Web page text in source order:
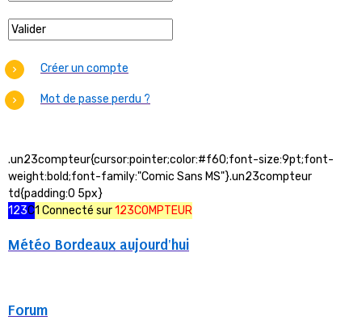
Créer un compte
Mot de passe perdu ?
.un23compteur{cursor:pointer;color:#f60;font-size:9pt;font-
weight:bold;font-family:"Comic Sans MS"}.un23compteur
td{padding:0 5px}
123C1 Connecté sur123COMPTEUR
Météo Bordeaux aujourd'hui
Forum